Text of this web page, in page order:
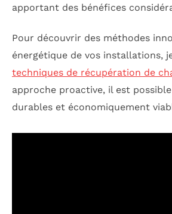
apportant des bénéfices
Pour découvrir des méthodes
énergétique de vos installations,
techniques de récupération de
approche proactive, il est
durables et économiquement